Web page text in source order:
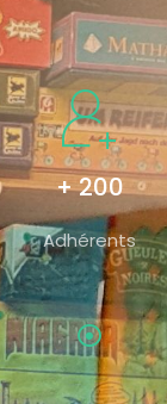
+ 200
Adhérents